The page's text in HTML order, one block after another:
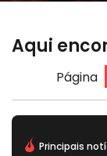
Aqui
Página
Principais